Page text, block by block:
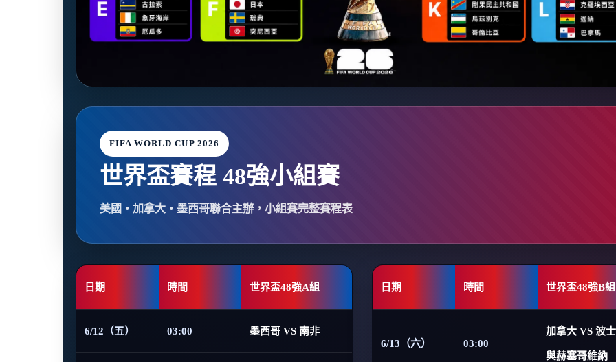
FIFA WORLD CUP 2026
世界盃賽程 48強小組賽
美國・加拿大・墨西哥聯合主辦，小組賽完整賽程表
日期 時間 世界盃48強A組
6/12（五） 03:00 墨西哥 VS 南非
日期 時間 世界盃48強B組
6/13（六） 03:00
加拿大 VS 波
與赫塞哥維納